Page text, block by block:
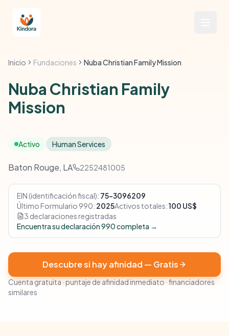
Inicio Fundaciones Nuba Christian Family Mission
Nuba Christian Family
Mission
Activo Human Services
Baton Rouge, LA 2252481005
EIN (identificación fiscal): 75-3096209
Último Formulario 990: 2025Activos totales:100 US$
3 declaraciones registradas
Encuentra su declaración 990 completa →
Descubre si hay afinidad — Gratis
Cuenta gratuita · puntaje de afinidad inmediato · financiadores
similares